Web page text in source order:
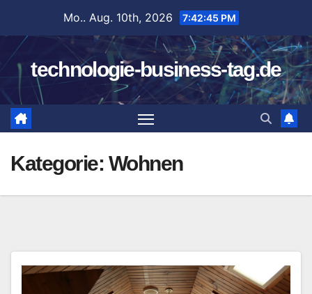
springen
Mo.. Aug. 10th, 2026 7:42:46 PM
technologie-business-tag.de
Kategorie: Wohnen